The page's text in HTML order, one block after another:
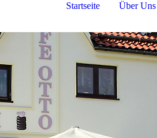
Startseite Über Uns